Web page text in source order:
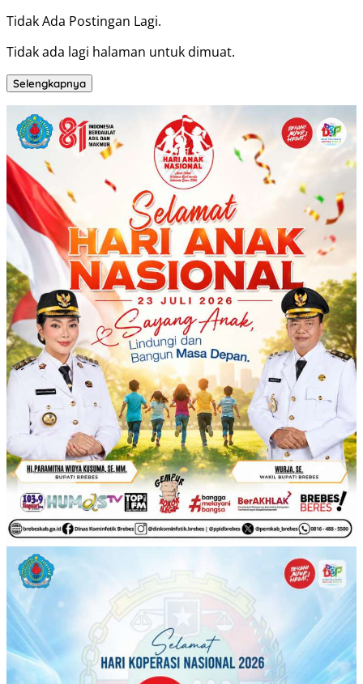
Tidak Ada Postingan Lagi.
Tidak ada lagi halaman untuk dimuat.
Selengkapnya